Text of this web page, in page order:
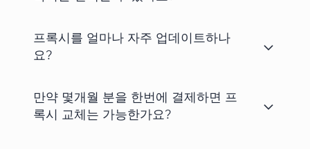
프록시를 얼마나 자주 업데이트하나
요?
만약 몇개월 분을 한번에 결제하면 프
록시 교체는 가능한가요?